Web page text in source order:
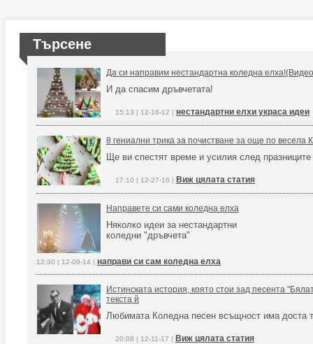
Търсене
Да си направим нестандартна коледна
И да спасим дръвчетата!
15:13 | 12-16-12 | нестандартни елхи украса идеи
8 гениални трика за почистване за още по весела
Ще ви спестят време и усилия след празниците
17:10 | 12-27-16 | Виж цялата статия
Направете си сами коледна елха
Няколко идеи за нестандартни
коледни "дръвчета"
12:30 | 12-08-14 | направи си сам коледна елха
Истинската история, която стои зад песента
текста й
Любимата Коледна песен всъщност има доста
20:08 | 12-11-17 | Виж цялата статия